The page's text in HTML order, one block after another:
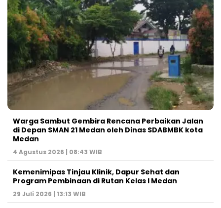
Warga Sambut Gembira Rencana Perbaikan Jalan
di Depan SMAN 21 Medan oleh Dinas SDABMBK kota
Medan
4 Agustus 2026 | 08:43 WIB
Kemenimipas Tinjau Klinik, Dapur Sehat dan
Program Pembinaan di Rutan Kelas I Medan
29 Juli 2026 | 13:13 WIB